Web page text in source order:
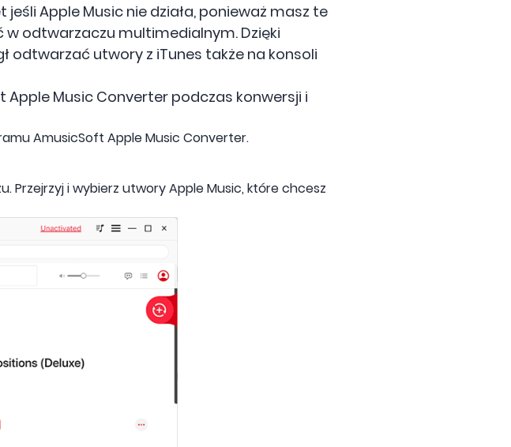
Apple Music nie działa, ponieważ masz te
w odtwarzaczu multimedialnym. Dzięki
utwory z iTunes także na konsoli
Music Converter podczas konwersji i
AmusicSoft Apple Music Converter.
Przejrzyj i wybierz utwory Apple Music, które chcesz